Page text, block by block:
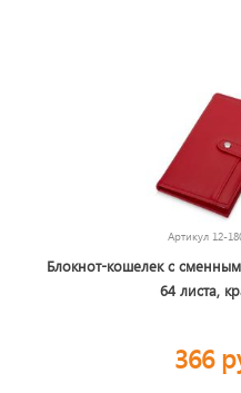
Артикул 12-
Блокнот-кошелек с
64 листа,
366